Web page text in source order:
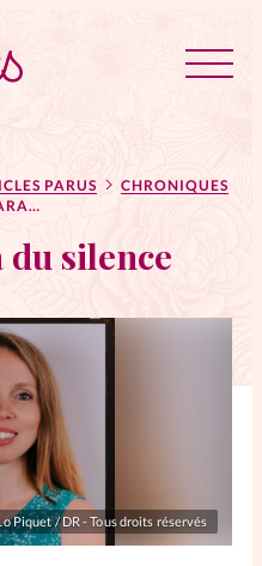
Actus
PARUS
CHRONIQUES
LA PARANOÏA DU SILENCE
du silence
Piquet / DR - Tous droits réservés